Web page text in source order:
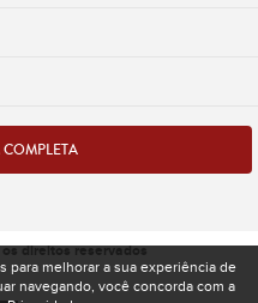
direitos reservados
para melhorar a sua experiência de
navegando, você concorda com a